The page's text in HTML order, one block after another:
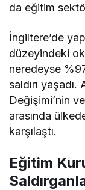
da eğitim
İngiltere’de
düzeyindeki
neredeyse
saldırı
Değişimi’nin
arasında
karşılaştı.
Eğitim